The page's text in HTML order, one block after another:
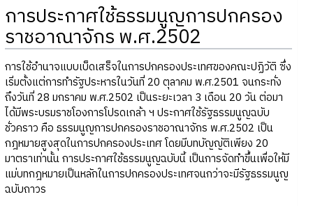
การประกาศใช้ธรรมนูญการปกครอง
ราชอาณาจักร พ.ศ.2502
การใช้อำนาจแบบเบ็ดเสร็จในการปกครองประเทศของคณะปฏิวัติ ซึ่ง
เริ่มตั้งแต่การทำรัฐประหารในวันที่ 20 ตุลาคม พ.ศ.2501 จนกระทั่ง
ถึงวันที่ 28 มกราคม พ.ศ.2502 เป็นระยะเวลา 3 เดือน 20 วัน ต่อมา
ได้มีพระบรมราชโองการโปรดเกล้า ฯ ประกาศใช้รัฐธรรมนูญฉบับ
ชั่วคราว คือ ธรรมนูญการปกครองราชอาณาจักร พ.ศ.2502 เป็น
กฎหมายสูงสุดในการปกครองประเทศ โดยมีบทบัญญัติเพียง 20
มาตราเท่านั้น การประกาศใช้ธรรมนูญฉบับนี้ เป็นการจัดทำขึ้นเพื่อให้มี
แม่บทกฎหมายเป็นหลักในการปกครองประเทศจนกว่าจะมีรัฐธรรมนูญ
ฉบับถาวร